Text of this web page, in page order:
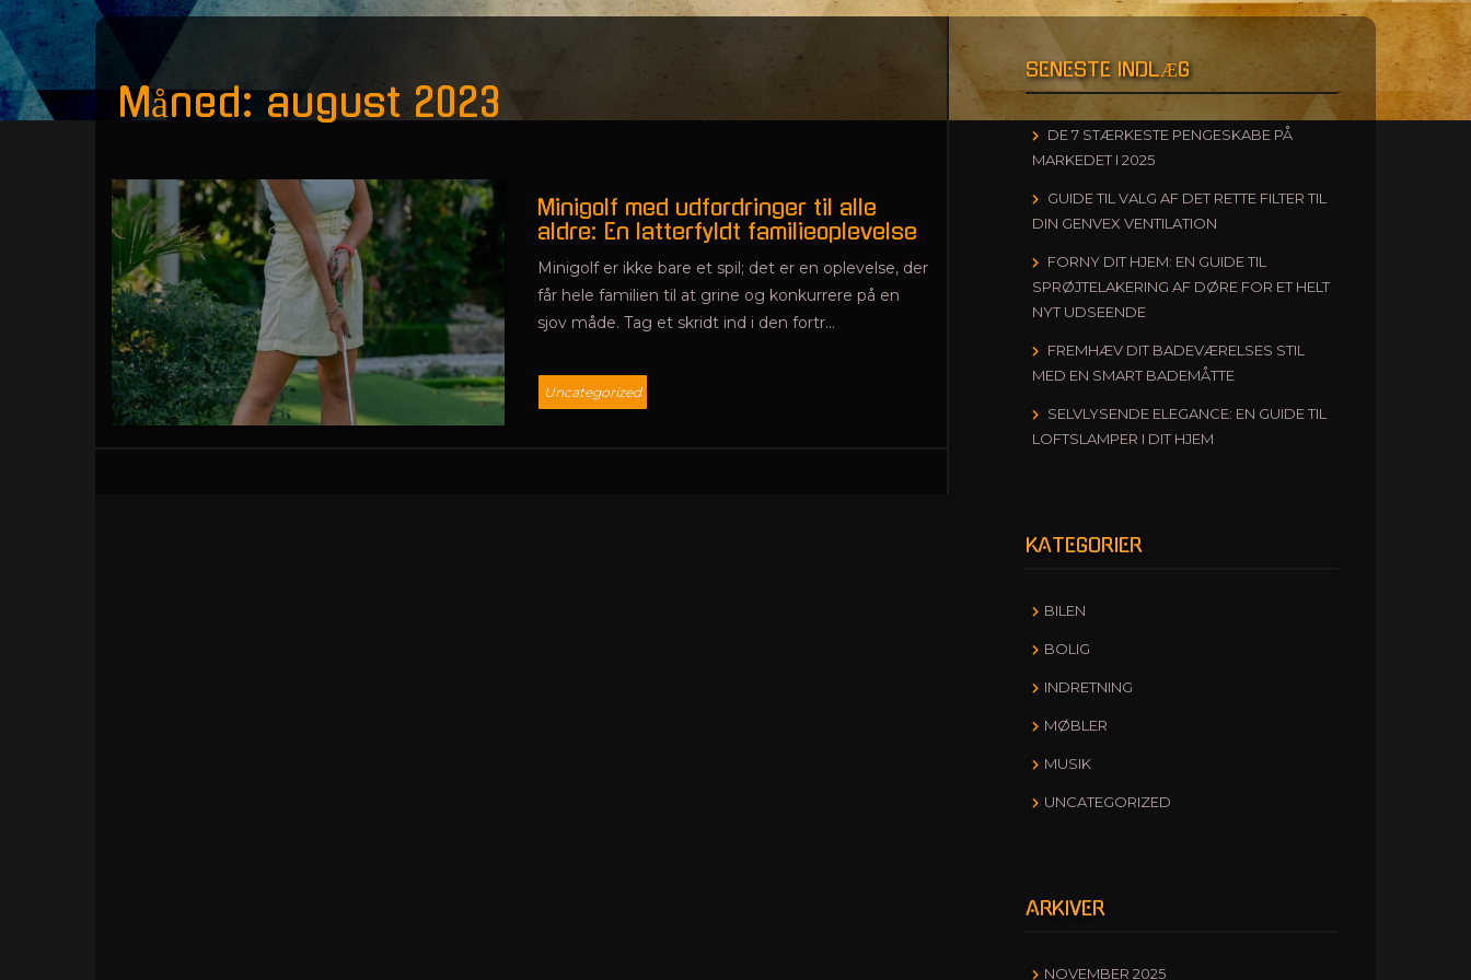
Måned:august 2023
Minigolf med udfordringer til alle
aldre: En latterfyldt familieoplevelse
Minigolf er ikke bare et spil; det er en oplevelse, der
får hele familien til at grine og konkurrere på en
sjov måde. Tag et skridt ind i den fortr...
Uncategorized
SENESTE INDLÆG
DE 7 STÆRKESTE PENGESKABE PÅ
MARKEDET I 2025
GUIDE TIL VALG AF DET RETTE FILTER TIL
DIN GENVEX VENTILATION
FORNY DIT HJEM: EN GUIDE TIL
SPRØJTELAKERING AF DØRE FOR ET HELT
NYT UDSEENDE
FREMHÆV DIT BADEVÆRELSES STIL
MED EN SMART BADEMÅTTE
SELVLYSENDE ELEGANCE: EN GUIDE TIL
LOFTSLAMPER I DIT HJEM
KATEGORIER
BILEN
BOLIG
INDRETNING
MØBLER
MUSIK
UNCATEGORIZED
ARKIVER
NOVEMBER 2025